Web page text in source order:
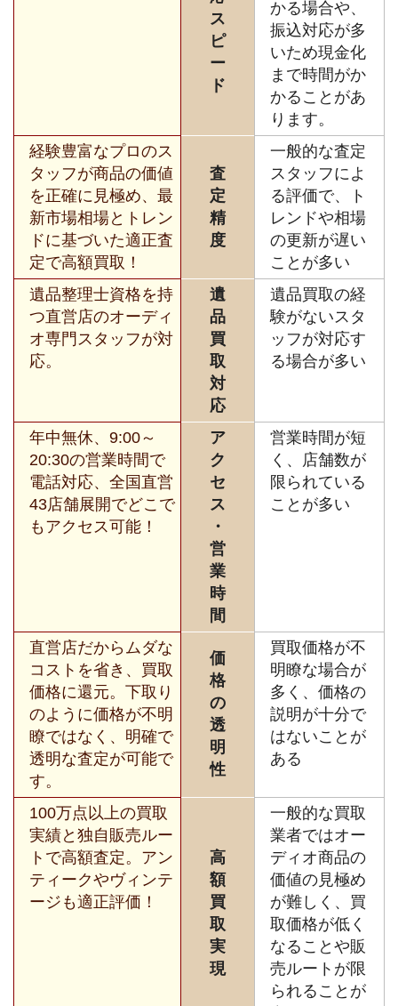
ス
ピ
ー
ド
かる場合や、
振込対応が多
いため現金化
まで時間がか
かることがあ
ります。
経験豊富なプロのス
タッフが商品の価値
を正確に見極め、最
新市場相場とトレン
ドに基づいた適正査
定で高額買取！
査
定
精
度
一般的な査定
スタッフによ
る評価で、ト
レンドや相場
の更新が遅い
ことが多い
遺品整理士資格を持
つ直営店のオーディ
オ専門スタッフが対
応。
遺
品
買
取
対
応
遺品買取の経
験がないスタ
ッフが対応す
る場合が多い
年中無休、9:00～
20:30の営業時間で
電話対応、全国直営
43店舗展開でどこで
もアクセス可能！
ア
ク
セ
ス
・
営
業
時
間
営業時間が短
く、店舗数が
限られている
ことが多い
直営店だからムダな
コストを省き、買取
価格に還元。下取り
のように価格が不明
瞭ではなく、明確で
透明な査定が可能で
す。
価
格
の
透
明
性
買取価格が不
明瞭な場合が
多く、価格の
説明が十分で
はないことが
ある
100万点以上の買取
実績と独自販売ルー
トで高額査定。アン
ティークやヴィンテ
ージも適正評価！
高
額
買
取
実
現
一般的な買取
業者ではオー
ディオ商品の
価値の見極め
が難しく、買
取価格が低く
なることや販
売ルートが限
られることが